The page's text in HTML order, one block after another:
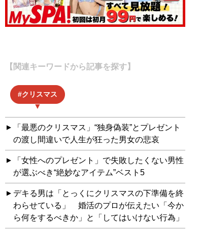
【関連キーワードから記事を探す】
クリスマス
「最悪のクリスマス」“独身偽装”とプレゼント
の渡し間違いで人生が狂った男女の悲哀
「女性へのプレゼント」で失敗したくない男性
が選ぶべき“絶妙なアイテム”ベスト5
デキる男は「とっくにクリスマスの下準備を終
わらせている」 婚活のプロが伝えたい「今か
ら何をするべきか」と「してはいけない行為」